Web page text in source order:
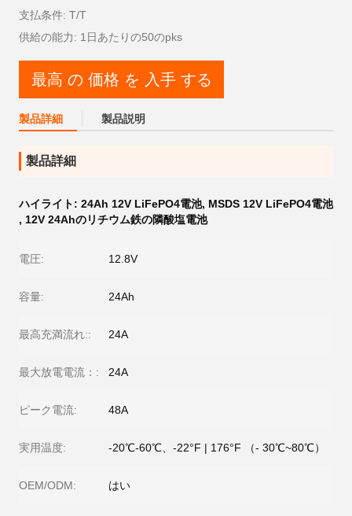
支払条件: T/T
供給の能力: 1日あたりの50のpks
最高 の 価格 を 入手 する
製品詳細 製品説明
製品詳細
ハイライト: 24Ah 12V LiFePO4電池, MSDS 12V LiFePO4電池
, 12V 24Ahのリチウム鉄の隣酸塩電池
電圧: 12.8V
容量: 24Ah
最高充満流れ:: 24A
最大放電電流：: 24A
ピーク電流: 48A
実用温度: -20℃-60℃、-22°F | 176°F （- 30℃~80℃）
OEM/ODM: はい